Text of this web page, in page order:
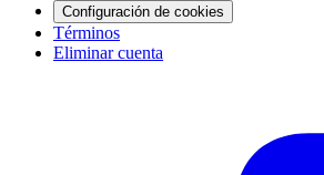
Configuración de cookies
Términos
Eliminar cuenta